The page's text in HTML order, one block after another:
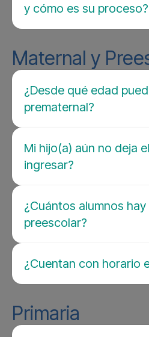
y cómo es su proceso?
Maternal y
¿Desde qué edad
prematernal?
Mi hijo(a) aún no deja
ingresar?
¿Cuántos alumnos
preescolar?
¿Cuentan con horario
Primaria